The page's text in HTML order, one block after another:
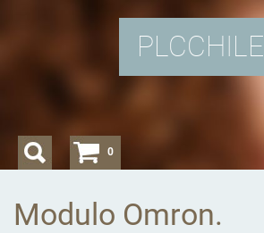
PLCCHILE
Modulo Omron.
0